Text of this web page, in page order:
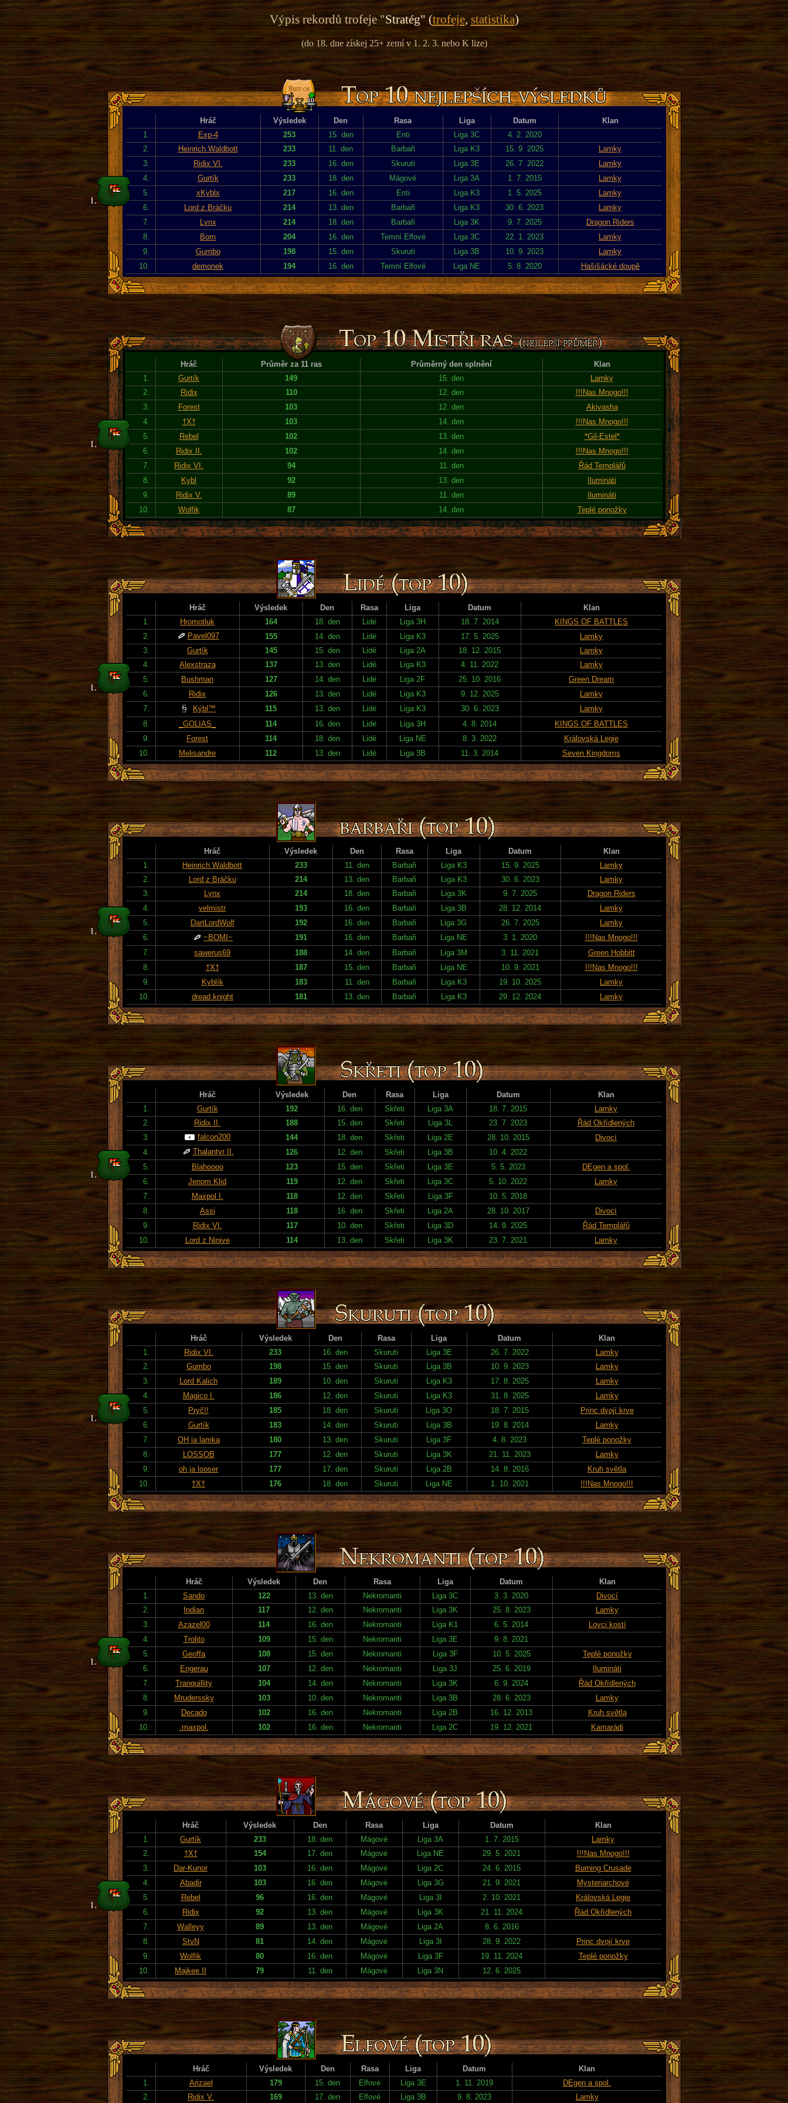
Výpis rekordů trofeje "Stratég" (trofeje, statistika)
(do 18. dne získej 25+ zemí v 1. 2. 3. nebo K lize)
Hráč Výsledek Den Rasa Liga Datum
Klan
1.
Exp-4 253 15. den Enti Liga 3C
4. 2. 2020
2.
Heinrich Waldbott 233 11. den Barbaři Liga K3 15. 9. 2025
Lamky
3.
Ridix VI. 233 16. den Skuruti Liga 3E 26. 7. 2022
Lamky
4.
Gurtík 233 18. den Mágové Liga 3A 1. 7. 2015
Lamky
5.
xKyblx 217 16. den Enti Liga K3 1. 5. 2025
Lamky
6.
Lord z Bráčku 214 13. den Barbaři Liga K3 30. 6. 2023
Lamky
7.
Lynx 214 18. den Barbaři Liga 3K 9. 7. 2025
Dragon Riders
8.
Born 204 16. den Temní Elfové Liga 3C 22. 1. 2023
Lamky
9.
Gumbo 198 15. den Skuruti Liga 3B 10. 9. 2023
Lamky
10.
demonek 194 16. den Temní Elfové Liga NE 5. 8. 2020 Hašišácké doupě
Hráč Průměr za 11 ras Průměrný den splnění
Klan
1.
Gurtík 149 15. den
Lamky
2.
Ridix 110 12. den
!!!Nas Mnogo!!!
3.
Forest 103 12. den
Akivasha
4.
†X† 103 14. den
!!!Nas Mnogo!!!
5.
Rebel 102 13. den
*Gil-Estel*
6.
Ridix II. 102 14. den
!!!Nas Mnogo!!!
7.
Ridix VI. 94 11. den
Řád Templářů
8.
Kybl 92 13. den
Ilumináti
9.
Ridix V. 89 11. den
Ilumináti
10.
Wolfik 87 14. den Teplé ponožky
Hráč Výsledek Den Rasa Liga Datum
Klan
1.
Hromotluk 164 18. den Lidé Liga 3H 18. 7. 2014
KINGS OF BATTLES
2.
Pavel097 155 14. den Lidé Liga K3 17. 5. 2025
Lamky
3.
Gurtík 145 15. den Lidé Liga 2A 18. 12. 2015
Lamky
4.
Alexstraza 137 13. den Lidé Liga K3 4. 11. 2022
Lamky
5.
Bushman 127 14. den Lidé Liga 2F 25. 10. 2016
Green Dream
6.
Ridix 126 13. den Lidé Liga K3 9. 12. 2025
Lamky
7.
Kýbl™ 115 13. den Lidé Liga K3 30. 6. 2023
Lamky
8.
_GOLIAS_ 114 16. den Lidé Liga 3H 4. 8. 2014
KINGS OF BATTLES
9.
Forest 114 18. den Lidé Liga NE 8. 3. 2022
Královská Legie
10.
Melisandre 112 13. den Lidé Liga 3B 11. 3. 2014 Seven Kingdoms
Hráč Výsledek Den Rasa Liga Datum
Klan
1.
Heinrich Waldbott 233 11. den Barbaři Liga K3 15. 9. 2025
Lamky
2.
Lord z Bráčku 214 13. den Barbaři Liga K3 30. 6. 2023
Lamky
3.
Lynx 214 18. den Barbaři Liga 3K 9. 7. 2025
Dragon Riders
4.
velmistr 193 16. den Barbaři Liga 3B 28. 12. 2014
Lamky
5.
DartLordWolf 192 16. den Barbaři Liga 3G 26. 7. 2025
Lamky
6.
~BOMI~ 191 16. den Barbaři Liga NE 3. 1. 2020
!!!Nas Mnogo!!!
7.
sawerus69 188 14. den Barbaři Liga 3M 3. 11. 2021
Green Hobbitt
8.
†X† 187 15. den Barbaři Liga NE 10. 9. 2021
!!!Nas Mnogo!!!
9.
Kyblík 183 11. den Barbaři Liga K3 19. 10. 2025
Lamky
10.
dread.knight 181 13. den Barbaři Liga K3 29. 12. 2024 Lamky
Hráč Výsledek Den Rasa Liga Datum
Klan
1.
Gurtík 192 16. den Skřeti Liga 3A 18. 7. 2015
Lamky
2.
Ridix II. 188 15. den Skřeti Liga 3L 23. 7. 2023
Řád Okřídlených
3.
falcon200 144 18. den Skřeti Liga 2E 28. 10. 2015
Divocí
4.
Thalantyr II. 126 12. den Skřeti Liga 3B
10. 4. 2022
5.
Blahoooo 123 15. den Skřeti Liga 3E 5. 5. 2023
DEgen a spol.
6.
Jenom Klid 119 12. den Skřeti Liga 3C 5. 10. 2022
Lamky
7.
Maxpol I. 118 12. den Skřeti Liga 3F
10. 5. 2018
8.
Assi 118 16. den Skřeti Liga 2A 28. 10. 2017
Divocí
9.
Ridix VI. 117 10. den Skřeti Liga 3D 14. 9. 2025
Řád Templářů
10.
Lord z Ninive 114 13. den Skřeti Liga 3K 23. 7. 2021 Lamky
Hráč Výsledek Den Rasa Liga Datum
Klan
1.
Ridix VI. 233 16. den Skuruti Liga 3E 26. 7. 2022
Lamky
2.
Gumbo 198 15. den Skuruti Liga 3B 10. 9. 2023
Lamky
3.
Lord Kalich 189 10. den Skuruti Liga K3 17. 8. 2025
Lamky
4.
Magico I. 186 12. den Skuruti Liga K3 31. 8. 2025
Lamky
5.
Pryč!! 185 18. den Skuruti Liga 3O 18. 7. 2015
Princ dvojí krve
6.
Gurtík 183 14. den Skuruti Liga 3B 19. 8. 2014
Lamky
7.
OH ja lamka 180 13. den Skuruti Liga 3F 4. 8. 2023
Teplé ponožky
8.
LOSSOB 177 12. den Skuruti Liga 3K 21. 11. 2023
Lamky
9.
oh ja looser 177 17. den Skuruti Liga 2B 14. 8. 2016
Kruh světla
10.
†X† 176 18. den Skuruti Liga NE 1. 10. 2021 !!!Nas Mnogo!!!
Hráč Výsledek Den Rasa Liga Datum
Klan
1.
Sando 122 13. den Nekromanti Liga 3C 3. 3. 2020
Divocí
2.
Indian 117 12. den Nekromanti Liga 3K 25. 8. 2023
Lamky
3.
Azazel00 114 16. den Nekromanti Liga K1 6. 5. 2014
Lovci kostí
4.
Trolito 109 15. den Nekromanti Liga 3E
9. 8. 2021
5.
Geoffa 108 15. den Nekromanti Liga 3F 10. 5. 2025
Teplé ponožky
6.
Engerau 107 12. den Nekromanti Liga 3J 25. 6. 2019
Ilumináti
7.
Tranquillity 104 14. den Nekromanti Liga 3K 6. 9. 2024
Řád Okřídlených
8.
Mruderssky 103 10. den Nekromanti Liga 3B 28. 6. 2023
Lamky
9.
Decado 102 16. den Nekromanti Liga 2B 16. 12. 2013
Kruh světla
10.
.maxpol. 102 16. den Nekromanti Liga 2C 19. 12. 2021 Kamarádi
Hráč Výsledek Den Rasa Liga Datum
Klan
1.
Gurtík 233 18. den Mágové Liga 3A 1. 7. 2015
Lamky
2.
†X† 154 17. den Mágové Liga NE 29. 5. 2021
!!!Nas Mnogo!!!
3.
Dar-Kunor 103 16. den Mágové Liga 2C 24. 6. 2015
Burning Crusade
4.
Abadir 103 16. den Mágové Liga 3G 21. 9. 2021
Mysteriarchové
5.
Rebel 96 16. den Mágové Liga 3I 2. 10. 2021
Královská Legie
6.
Ridix 92 13. den Mágové Liga 3K 21. 11. 2024
Řád Okřídlených
7.
Walleyy 89 13. den Mágové Liga 2A
8. 6. 2016
8.
StvN 81 14. den Mágové Liga 3I 28. 9. 2022
Princ dvojí krve
9.
Wolfik 80 16. den Mágové Liga 3F 19. 11. 2024
Teplé ponožky
10.
Majkee II 79 11. den Mágové Liga 3N 12. 6. 2025
Hráč Výsledek Den Rasa Liga Datum
Klan
1.
Arizael 179 15. den Elfové Liga 3E 1. 11. 2019
DEgen a spol.
2.
Ridix V. 169 17. den Elfové Liga 3B 9. 8. 2023 Lamky